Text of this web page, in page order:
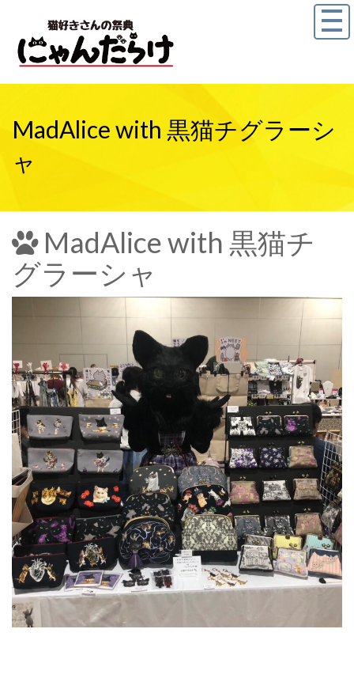
MadAlice with 黒猫チグラーシ
ャ
MadAlice with 黒猫チ
グラーシャ